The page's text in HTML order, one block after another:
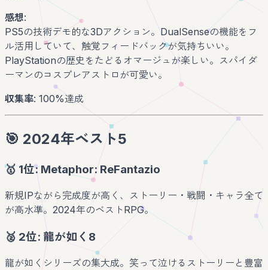
感想:
PS5の技術デモ的な3Dアクション。DualSenseの機能をフ
ル活用していて、触覚フィードバックが気持ちいい。
PlayStationの歴史をたどるオマージュが楽しい。スパイダ
ーマンのコスプレアストロが可愛い。
収集率: 100%達成
🎯 2024年ベスト5
🥇 1位: Metaphor: ReFantazio
新規IPながら完成度が高く、ストーリー・戦闘・キャラ全て
が高水準。2024年のベストRPG。
🥈 2位: 龍が如く8
龍が如くシリーズの集大成。笑って泣けるストーリーと豊富